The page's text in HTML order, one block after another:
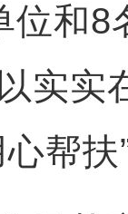
位和8
实实
帮